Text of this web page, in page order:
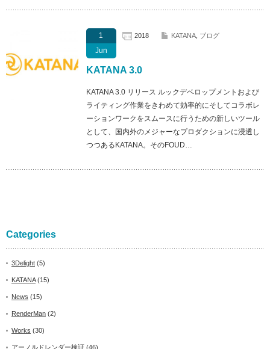
1
Jun
2018 KATANA, ブログ
KATANA 3.0
KATANA 3.0 リリース ルックデベロップメントおよび
ライティング作業をきわめて効率的にそしてコラボレ
ーションワークをスムースに行うための新しいツール
として、国内外のメジャーなプロダクションに浸透し
つつあるKATANA。そのFOUD…
Categories
3Delight (5)
KATANA(15)
News (15)
RenderMan (2)
Works (30)
アーノルドレンダー検証 (46)